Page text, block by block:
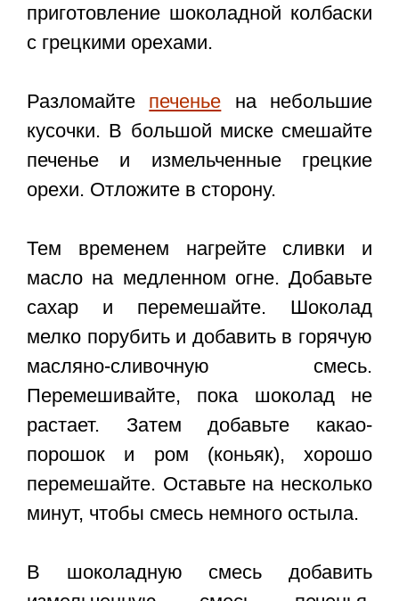
приготовление шоколадной колбаски
с грецкими орехами.
Разломайте печенье на небольшие
кусочки. В большой миске смешайте
печенье и измельченные грецкие
орехи. Отложите в сторону.
Тем временем нагрейте сливки и
масло на медленном огне. Добавьте
сахар и перемешайте. Шоколад
мелко порубить и добавить в горячую
масляно-сливочную смесь.
Перемешивайте, пока шоколад не
растает. Затем добавьте какао-
порошок и ром (коньяк), хорошо
перемешайте. Оставьте на несколько
минут, чтобы смесь немного остыла.
В шоколадную смесь добавить